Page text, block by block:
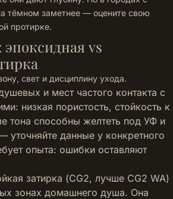
тёмном заметнее — оцените свою
протирке.
vs
свет и дисциплину ухода.
и мест частого контакта с
низкая пористость, стойкость к
тона способны желтеть под УФ и
уточняйте данные у конкретного
опыта: ошибки оставляют
затирка (CG2, лучше CG2 WA)
зонах домашнего душа. Она